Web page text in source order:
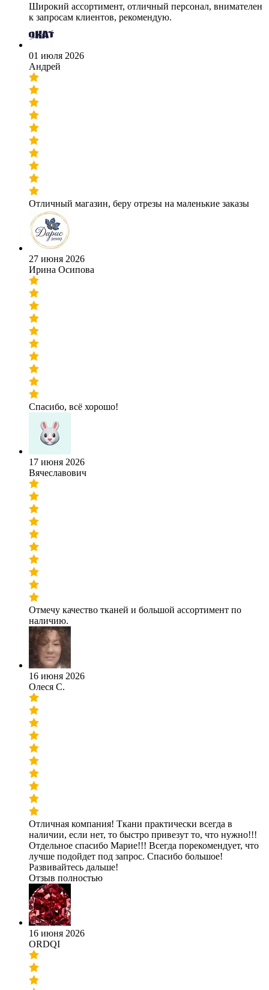
Широкий ассортимент, отличный персонал, внимателен
к запросам клиентов, рекомендую.
01 июля 2026
Андрей
Отличный магазин, беру отрезы на маленькие заказы
27 июня 2026
Ирина Осипова
Спасибо, всё хорошо!
17 июня 2026
Вячеславович
Отмечу качество тканей и большой ассортимент по
наличию.
16 июня 2026
Олеся С.
Отличная компания! Ткани практически всегда в
наличии, если нет, то быстро привезут то, что нужно!!!
Отдельное спасибо Марие!!! Всегда порекомендует, что
лучше подойдет под запрос. Спасибо большое!
Развивайтесь дальше!
Отзыв полностью
16 июня 2026
ORDQI